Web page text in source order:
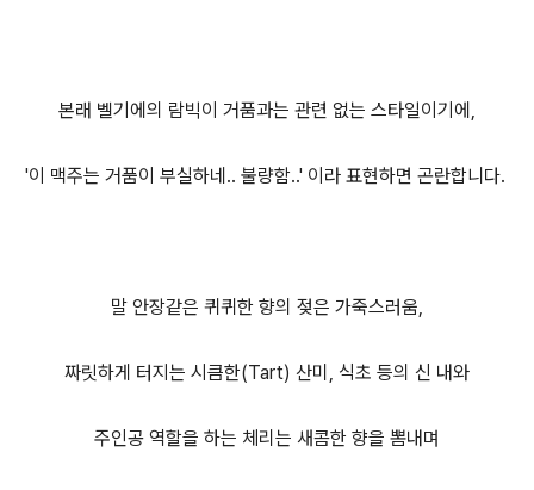
본래 벨기에의 람빅이 거품과는 관련 없는 스타일이기에,
'이 맥주는 거품이 부실하네.. 불량함..' 이라 표현하면 곤란합니다.
말 안장같은 퀴퀴한 향의 젖은 가죽스러움,
짜릿하게 터지는 시큼한(Tart) 산미, 식초 등의 신 내와
주인공 역할을 하는 체리는 새콤한 향을 뽐내며